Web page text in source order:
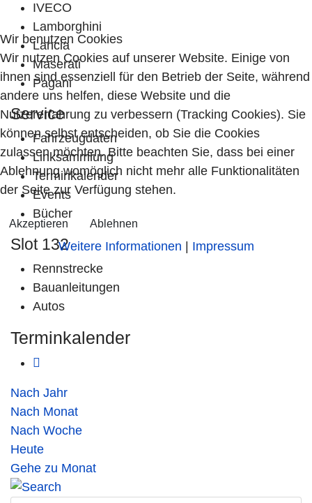
IVECO
Lamborghini
Lancia
Maserati
Pagani
Service
Fahrzeugdaten
Linksammlung
Terminkalender
Events
Bücher
Slot 132
Rennstrecke
Bauanleitungen
Autos
Terminkalender
Nach Jahr
Nach Monat
Nach Woche
Heute
Gehe zu Monat
Wir benutzen Cookies
Wir nutzen Cookies auf unserer Website. Einige von
ihnen sind essenziell für den Betrieb der Seite, während
andere uns helfen, diese Website und die
Nutzererfahrung zu verbessern (Tracking Cookies). Sie
können selbst entscheiden, ob Sie die Cookies
zulassen möchten. Bitte beachten Sie, dass bei einer
Ablehnung womöglich nicht mehr alle Funktionalitäten
der Seite zur Verfügung stehen.
Akzeptieren Ablehnen
Weitere Informationen | Impressum